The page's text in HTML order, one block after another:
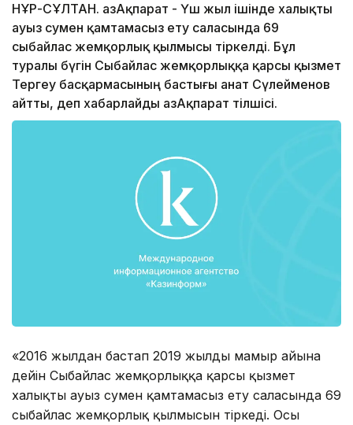
НҰР-СҰЛТАН. ҚазАқпарат - Үш жыл ішінде халықты
ауыз сумен қамтамасыз ету саласында 69
сыбайлас жемқорлық қылмысы тіркелді. Бұл
туралы бүгін Сыбайлас жемқорлыққа қарсы қызмет
Тергеу басқармасының бастығы Қанат Сүлейменов
айтты, деп хабарлайды ҚазАқпарат тілшісі.
«2016 жылдан бастап 2019 жылдың мамыр айына
дейін Сыбайлас жемқорлыққа қарсы қызмет
халықты ауыз сумен қамтамасыз ету саласында 69
сыбайлас жемқорлық қылмысын тіркеді. Осы